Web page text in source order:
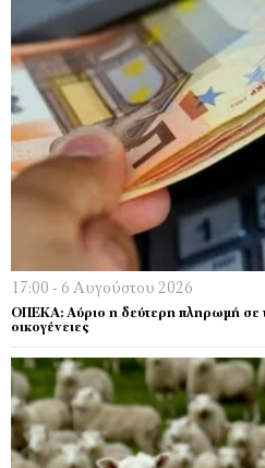
17:00 - 6 Αυγούστου 2026
ΟΠΕΚΑ: Αύριο η δεύτερη πληρωμή σε
οικογένειες